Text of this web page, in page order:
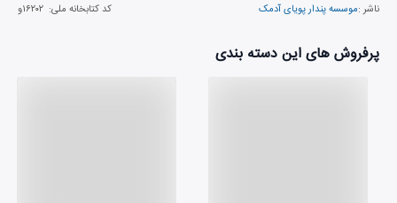
ناشر :موسسه پندار پویای آدمک کد کتابخانه ملی: ۱۶۲۰۲و
پرفروش های این دسته بندی